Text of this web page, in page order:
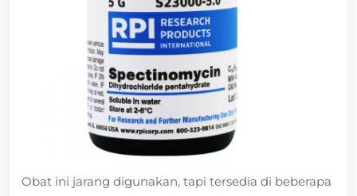
Obat ini jarang digunakan, tapi tersedia di beberapa